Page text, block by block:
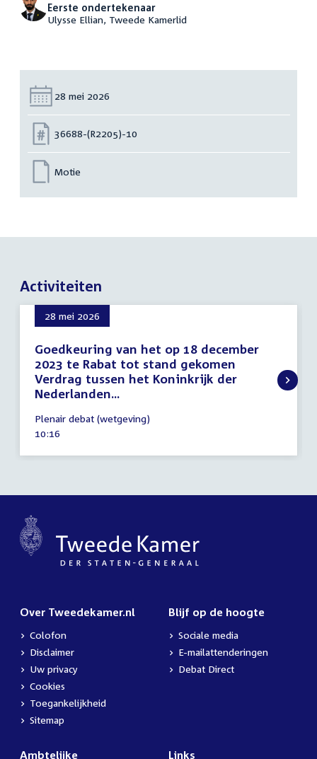
Eerste ondertekenaar
Ulysse Ellian, Tweede Kamerlid
Datum:
28 mei 2026
Nummer:
36688-(R2205)-10
Motie
Activiteiten
28 mei 2026
Goedkeuring van het op 18 december
2023 te Rabat tot stand gekomen
Verdrag tussen het Koninkrijk der
Nederlanden...
mei
2026
Plenair debat (wetgeving)
Tijd
10:16
Over Tweedekamer.nl
Colofon
Disclaimer
Uw privacy
Cookies
Toegankelijkheid
Sitemap
Blijf op de hoogte
Sociale media
E-mailattenderingen
Debat Direct
Ambtelijke Links